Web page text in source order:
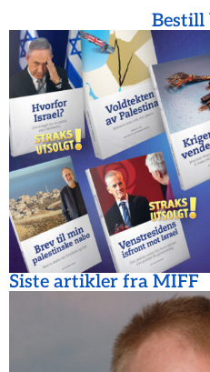
Bestill
Siste artikler fra MIFF